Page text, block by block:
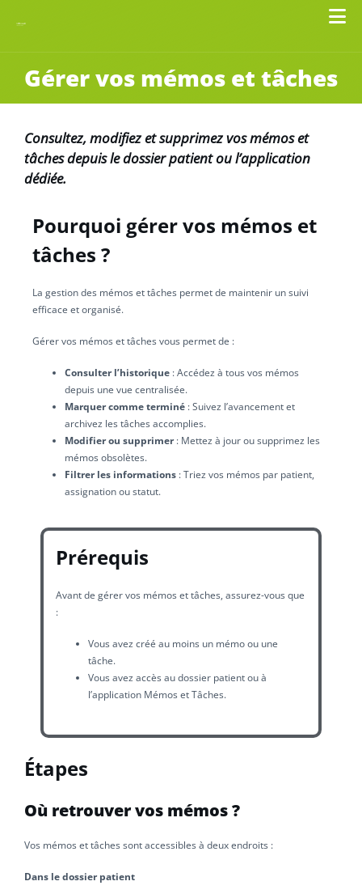
Gérer vos mémos et tâches
Consultez, modifiez et supprimez vos mémos et
tâches depuis le dossier patient ou l’application
dédiée.
Pourquoi gérer vos mémos et
tâches ?
La gestion des mémos et tâches permet de maintenir un suivi
efficace et organisé.
Gérer vos mémos et tâches vous permet de :
Consulter l’historique : Accédez à tous vos mémos
depuis une vue centralisée.
Marquer comme terminé : Suivez l’avancement et
archivez les tâches accomplies.
Modifier ou supprimer: Mettez à jour ou supprimez les
mémos obsolètes.
Filtrer les informations : Triez vos mémos par patient,
assignation ou statut.
Prérequis
Avant de gérer vos mémos et tâches, assurez-vous que
:
Vous avez créé au moins un mémo ou une
tâche.
Vous avez accès au dossier patient ou à
l’application Mémos et Tâches.
Étapes
Où retrouver vos mémos ?
Vos mémos et tâches sont accessibles à deux endroits :
Dans le dossier patient